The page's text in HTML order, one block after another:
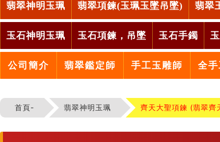
翡翠神明玉珮 翡翠項鍊(玉珮玉墜吊墜) 翡翠
玉石神明玉珮 玉石項鍊，吊墜 玉石手鐲
公司簡介 翡翠鑑定師 手工玉雕師 全
首頁- 翡翠神明玉珮 齊天大聖項鍊 (翡翠齊